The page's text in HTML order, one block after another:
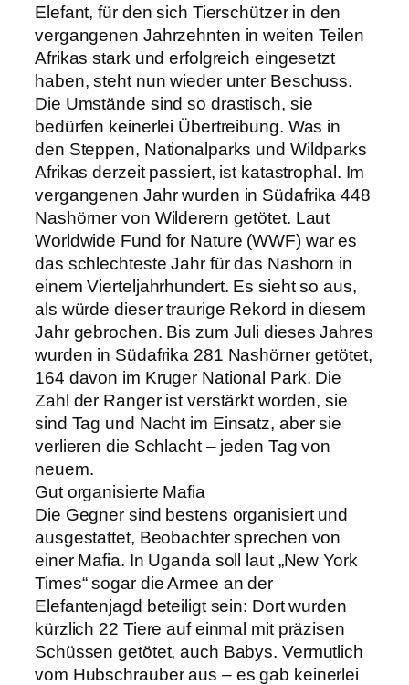
Elefant, für den sich Tierschützer in den
vergangenen Jahrzehnten in weiten Teilen
Afrikas stark und erfolgreich eingesetzt
haben, steht nun wieder unter Beschuss.
Die Umstände sind so drastisch, sie
bedürfen keinerlei Übertreibung. Was in
den Steppen, Nationalparks und Wildparks
Afrikas derzeit passiert, ist katastrophal. Im
vergangenen Jahr wurden in Südafrika 448
Nashörner von Wilderern getötet. Laut
Worldwide Fund for Nature (WWF) war es
das schlechteste Jahr für das Nashorn in
einem Vierteljahrhundert. Es sieht so aus,
als würde dieser traurige Rekord in diesem
Jahr gebrochen. Bis zum Juli dieses Jahres
wurden in Südafrika 281 Nashörner getötet,
164 davon im Kruger National Park. Die
Zahl der Ranger ist verstärkt worden, sie
sind Tag und Nacht im Einsatz, aber sie
verlieren die Schlacht – jeden Tag von
neuem.
Gut organisierte Mafia
Die Gegner sind bestens organisiert und
ausgestattet, Beobachter sprechen von
einer Mafia. In Uganda soll laut „New York
Times“ sogar die Armee an der
Elefantenjagd beteiligt sein: Dort wurden
kürzlich 22 Tiere auf einmal mit präzisen
Schüssen getötet, auch Babys. Vermutlich
vom Hubschrauber aus – es gab keinerlei